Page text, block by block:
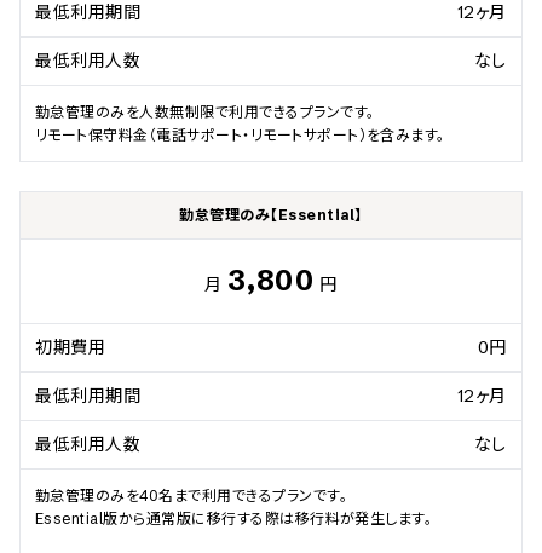
最低利用期間 12ヶ月
最低利用人数 なし
勤怠管理のみを人数無制限で利用できるプランです。
リモート保守料金（電話サポート・リモートサポート）を含みます。
勤怠管理のみ【Essential】
月 3,800 円
初期費用 0円
最低利用期間 12ヶ月
最低利用人数 なし
勤怠管理のみを40名まで利用できるプランです。
Essential版から通常版に移行する際は移行料が発生します。